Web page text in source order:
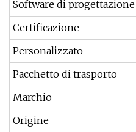
Software di progettazione
Certificazione
Personalizzato
Pacchetto di trasporto
Marchio
Origine